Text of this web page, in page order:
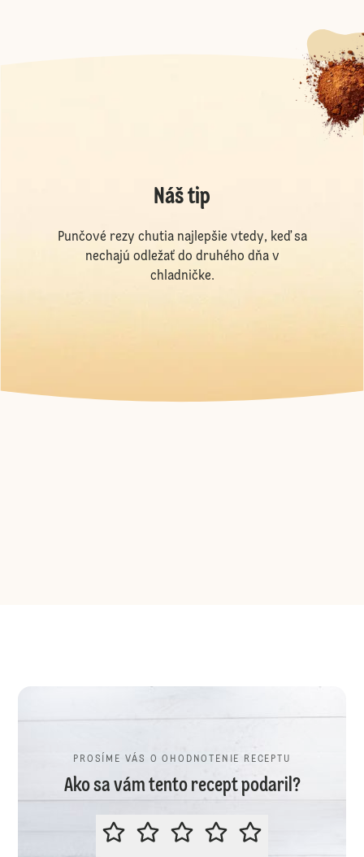
Náš tip
Punčové rezy chutia najlepšie vtedy, keď sa
nechajú odležať do druhého dňa v
chladničke.
PROSÍME VÁS O OHODNOTENIE RECEPTU
Ako sa vám tento recept podaril?
PROSÍME VÁS O OHODNOTENIE